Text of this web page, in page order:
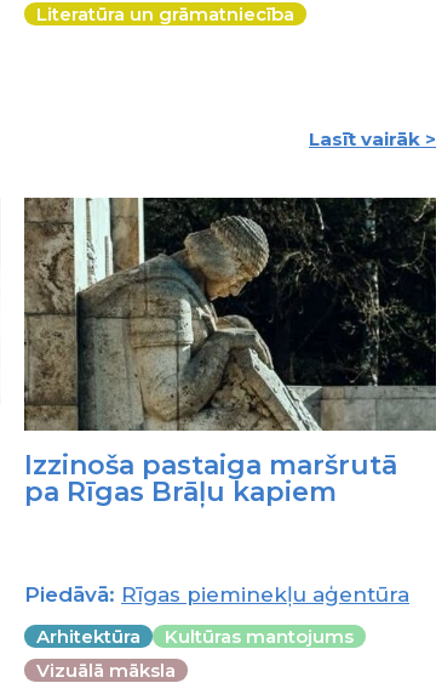
Literatūra un grāmatniecība
Lasīt vairāk >
Izzinoša pastaiga maršrutā
pa Rīgas Brāļu kapiem
Piedāvā: Rīgas pieminekļu aģentūra
Arhitektūra
Kultūras mantojums
Vizuālā māksla